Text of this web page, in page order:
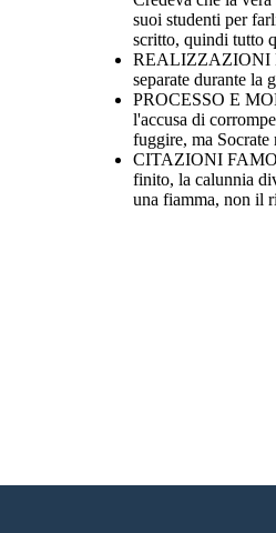
suoi studenti per
scritto, quindi tutto
REALIZZAZIONI
separate durante la
PROCESSO E
l'accusa di
fuggire, ma Socrate
CITAZIONI
finito, la calunnia
una fiamma, non il